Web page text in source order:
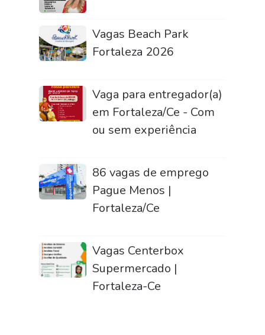
Vagas Beach Park
Fortaleza 2026
Vaga para entregador(a)
em Fortaleza/Ce - Com
ou sem experiência
86 vagas de emprego
Pague Menos |
Fortaleza/Ce
Vagas Centerbox
Supermercado |
Fortaleza-Ce